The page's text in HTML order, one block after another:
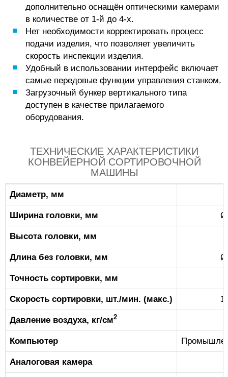
дополнительно оснащён оптическими камерами
в количестве от 1-й до 4-х.
Нет необходимости корректировать процесс
подачи изделия, что позволяет увеличить
скорость инспекции изделия.
Удобный в использовании интерфейс включает
самые передовые функции управления станком.
Загрузочный бункер вертикального типа
доступен в качестве прилагаемого
оборудования.
ТЕХНИЧЕСКИЕ ХАРАКТЕРИСТИКИ
КОНВЕЙЕРНОЙ СОРТИРОВОЧНОЙ
МАШИНЫ
Диаметр, мм
Ширина головки, мм
Высота головки, мм
Длина без головки, мм
Точность сортировки, мм
Скорость сортировки, шт./мин. (макс.)
Давление воздуха, кг/см2
Компьютер
Аналоговая камера